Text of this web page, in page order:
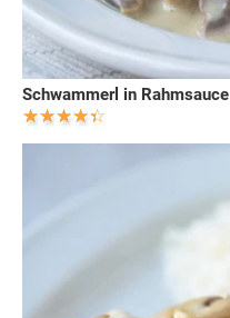
Schwammerl in Rahmsauce